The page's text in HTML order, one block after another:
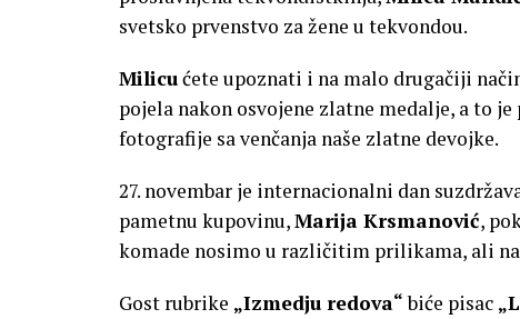
svetsko prvenstvo za žene u tekvondou.
Milicućete upoznati i na malo drugačiji
pojela nakon osvojene zlatne medalje, a to
fotografije sa venčanja naše zlatne devojke.
27. novembar je internacionalni dan
pametnu kupovinu,Marija Krsmanović,
komade nosimo u različitim prilikama, ali
Gost rubrike „Izmedju redova“biće pisac